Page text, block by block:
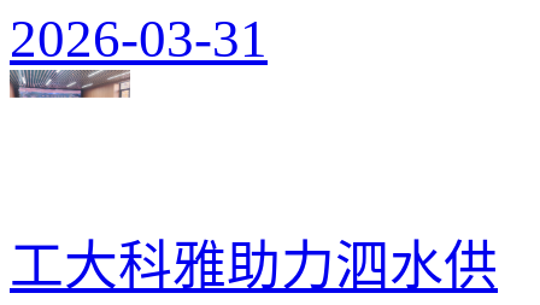
2026-03-31
工大科雅助力泗水供